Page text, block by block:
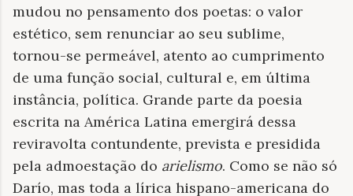
mudou no pensamento dos poetas: o valor
estético, sem renunciar ao seu sublime,
tornou-se permeável, atento ao cumprimento
de uma função social, cultural e, em última
instância, política. Grande parte da poesia
escrita na América Latina emergirá dessa
reviravolta contundente, prevista e presidida
pela admoestação do arielismo. Como se não só
Darío, mas toda a lírica hispano-americana do